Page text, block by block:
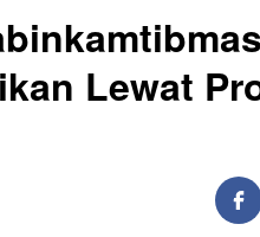
Lewat